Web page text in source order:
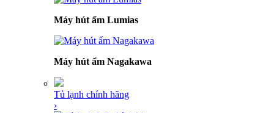
Máy hút ẩm Lumias
Máy hút ẩm Nagakawa
Tủ lạnh chính hãng
›